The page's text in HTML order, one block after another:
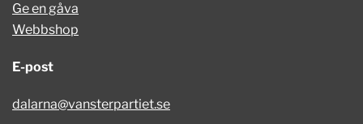
Ge en gåva
Webbshop
E-post
dalarna@vansterpartiet.se